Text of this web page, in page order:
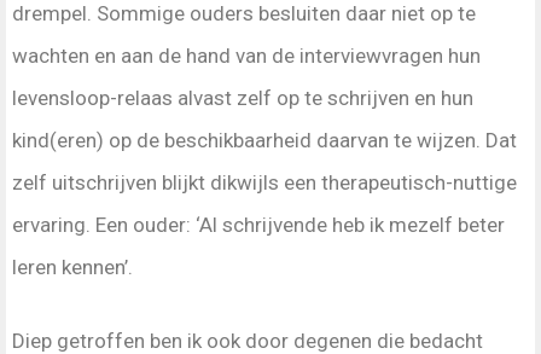
drempel. Sommige ouders besluiten daar niet op te
wachten en aan de hand van de interviewvragen hun
levensloop-relaas alvast zelf op te schrijven en hun
kind(eren) op de beschikbaarheid daarvan te wijzen. Dat
zelf uitschrijven blijkt dikwijls een therapeutisch-nuttige
ervaring. Een ouder: ‘Al schrijvende heb ik mezelf beter
leren kennen’.
Diep getroffen ben ik ook door degenen die bedacht